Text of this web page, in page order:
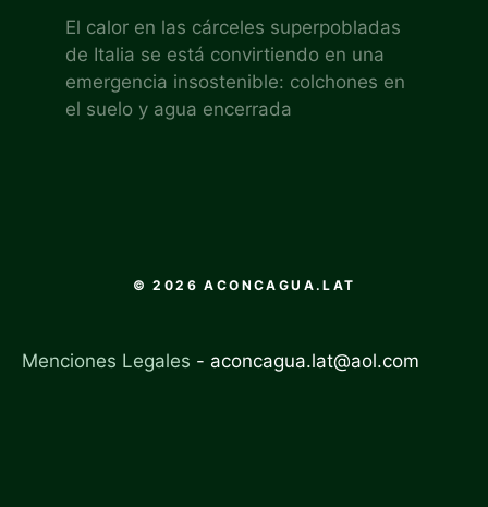
El calor en las cárceles superpobladas
de Italia se está convirtiendo en una
emergencia insostenible: colchones en
el suelo y agua encerrada
© 2026 ACONCAGUA.LAT
Menciones Legales - aconcagua.lat@aol.com